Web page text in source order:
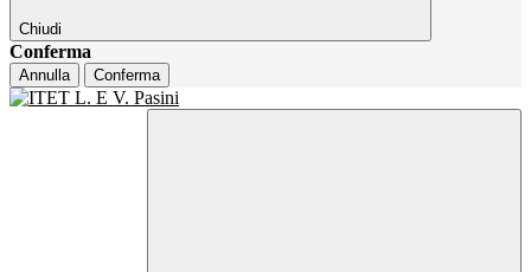
Chiudi
Conferma
Annulla Conferma